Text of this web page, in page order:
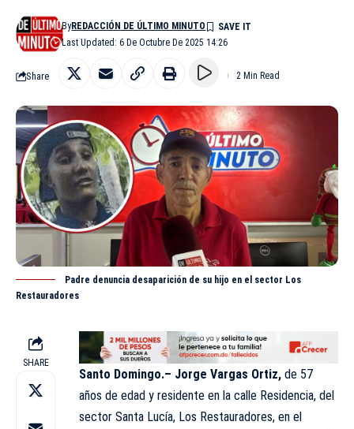
Last Updated: 6 De Octubre De 2025 14:26
ByREDACCIÓN DE ÚLTIMO MINUTO
Share 2 Min Read
Padre denuncia desaparición de su hijo en el sector Los
Restauradores
SHARE
Santo Domingo.– Jorge Vargas Ortiz, de 57
años de edad y residente en la calle Residencia, del
sector Santa Lucía, Los Restauradores, en el